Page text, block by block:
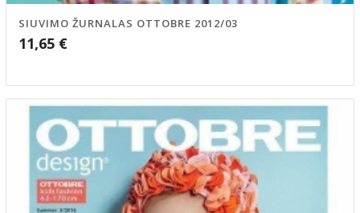
SIUVIMO ŽURNALAS OTTOBRE 2012/03
11,65 €